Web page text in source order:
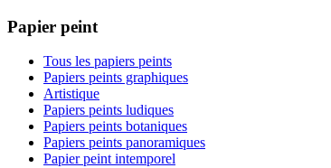
Papier peint
Tous les papiers peints
Papiers peints graphiques
Artistique
Papiers peints ludiques
Papiers peints botaniques
Papiers peints panoramiques
Papier peint intemporel